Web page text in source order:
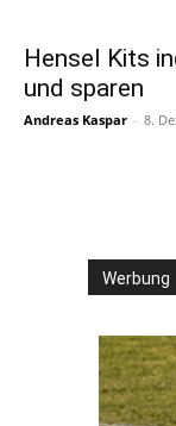
Hensel Kits
und sparen
Andreas Kaspar - 8.
Werbung